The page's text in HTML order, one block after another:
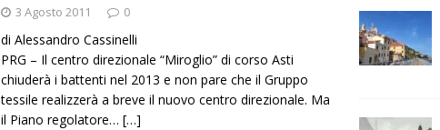
3 Agosto 2011 0
di Alessandro Cassinelli
PRG – Il centro direzionale “Miroglio” di corso Asti
chiuderà i battenti nel 2013 e non pare che il Gruppo
tessile realizzerà a breve il nuovo centro direzionale. Ma
il Piano regolatore… […]